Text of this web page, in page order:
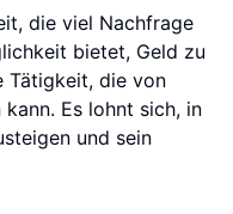
die viel Nachfrage
bietet, Geld zu
Tätigkeit, die von
Es lohnt sich, in
und sein